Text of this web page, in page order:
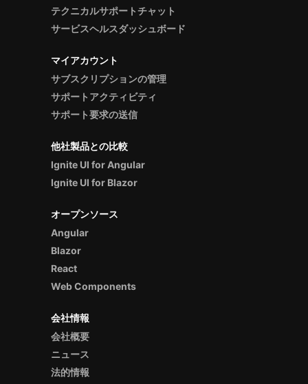
テクニカルサポートチャット
サービスヘルスダッシュボード
マイアカウント
サブスクリプションの管理
サポートアクティビティ
サポート要求の送信
他社製品との比較
Ignite UI for Angular
Ignite UI for Blazor
オープンソース
Angular
Blazor
React
Web Components
会社情報
会社概要
ニュース
法的情報